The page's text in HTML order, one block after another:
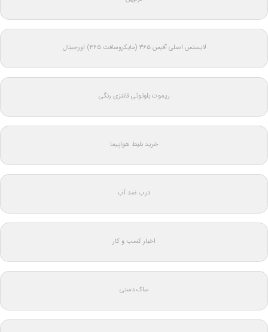
لایسنس اصلی آفیس ۳۶۵ (مایکروسافت ۳۶۵) اورجینال
ریموت بلوتوثی فانتزی رنگی
خرید بلیط هواپیما
درب ضد آب
اخبار کسب و کار
ساک دستی